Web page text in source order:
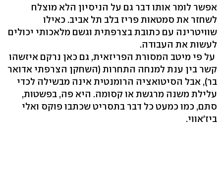
אפשר לומר אותו דבר גם על הניסיון הלא מוצלח
לשחזר את סמטאות פריז בלב תל אביב. כאילו
שוויטרינה עם כתובת בצרפתית וגשם מלאכותי יכולים
לעשות את העבודה.
על פי מיטב המסורת הפריזאית, גם כאן נרקם איזשהו
קשר בין ענת למנחה התחרות (השחקן הצרפתי אדואר
בר), אבל הסיטואציה הרומנטית אינה מבשילה לכדי
עלילת משנה מרגשת או קסומה. היא פה, בפשטות,
סתם, כמו כמעט כל דבר בתסריט שכתבו פוקס ואלי
ביז'אווי.